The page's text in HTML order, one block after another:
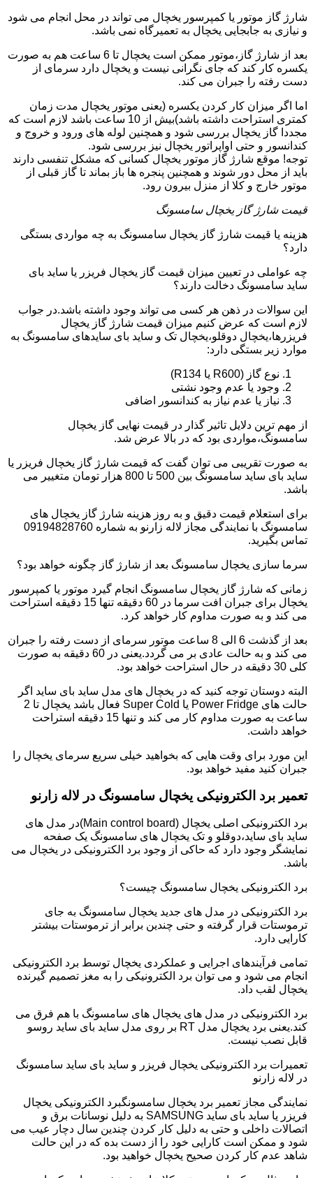
شارژ گاز موتور یا کمپرسور یخچال می تواند در محل انجام می شود
و نیازی به جابجایی یخچال به تعمیرگاه نمی باشد.
بعد از شارژ گاز،موتور ممکن است یخچال تا 6 ساعت هم به صورت
یکسره کار کند که جای نگرانی نیست و یخچال دارد سرمای از
دست رفته را جبران می کند.
اما اگر میزان کار کردن یکسره (یعنی موتور یخچال مدت زمان
کمتری استراحت داشته باشد)بیش از 10 ساعت باشد لازم است که
مجددا گاز یخچال بررسی شود و همچنین لوله های ورود و خروج و
کندانسور و حتی اواپراتور یخچال نیز بررسی شود.
توجه! موقع شارژ گاز موتور یخچال کسانی که مشکل تنفسی دارند
باید از محل دور شوند و همچنین پنجره ها باز بماند تا گاز قبلی از
موتور خارج و کلا از منزل بیرون رود.
قیمت شارژ گاز یخچال سامسونگ
هزینه یا قیمت شارژ گاز یخچال سامسونگ به چه مواردی بستگی
دارد؟
چه عواملی در تعیین میزان قیمت گاز یخچال فریزر یا ساید بای
ساید سامسونگ دخالت دارند؟
این سوالات در ذهن هر کسی می تواند وجود داشته باشد.در جواب
لازم است که عرض کنیم میزان قیمت شارژ گاز یخچال
فریزرها،یخچال دوقلو،یخچال تک و ساید بای سایدهای سامسونگ به
موارد زیر بستگی دارد:
نوع گاز (R600 یا R134)
وجود یا عدم وجود نشتی
نیاز یا عدم نیاز به کندانسور اضافی
از مهم ترین دلایل تاثیر گذار در قیمت نهایی گاز یخچال
سامسونگ،مواردی بود که در بالا عرض شد.
به صورت تقریبی می توان گفت که قیمت شارژ گاز یخچال فریزر یا
ساید بای ساید سامسونگ بین 500 تا 800 هزار تومان متغییر می
باشد.
برای استعلام قیمت دقیق و به روز هزینه شارژ گاز یخچال های
سامسونگ با نمایندگی مجاز لاله زارنو به شماره 09194828760
تماس بگیرید.
سرما سازی یخچال سامسونگ بعد از شارژ گاز چگونه خواهد بود؟
زمانی که شارژ گاز یخچال سامسونگ انجام گیرد موتور یا کمپرسور
یخچال برای جبران افت سرما در 60 دقیقه تنها 15 دقیقه استراحت
می کند و به صورت مداوم کار خواهد کرد.
بعد از گذشت 6 الی 8 ساعت موتور سرمای از دست رفته را جبران
می کند و به حالت عادی بر می گردد.یعنی در 60 دقیقه به صورت
کلی 30 دقیقه در حال استراحت خواهد بود.
البته دوستان توجه کنید که در یخچال های مدل ساید بای ساید اگر
حالت های Power Fridge یا Super Cold فعال باشد یخچال تا 2
ساعت به صورت مداوم کار می کند و تنها 15 دقیقه استراحت
خواهد داشت.
این مورد برای وقت هایی که بخواهید خیلی سریع سرمای یخچال را
جبران کنید مفید خواهد بود.
تعمیر برد الکترونیکی یخچال سامسونگ در لاله زارنو
برد الکترونیکی اصلی یخچال (Main control board)در مدل های
ساید بای ساید،دوقلو و تک یخچال های سامسونگ یک صفحه
نمایشگر وجود دارد که حاکی از وجود برد الکترونیکی در یخچال می
باشد.
برد الکترونیکی یخچال سامسونگ چیست؟
برد الکترونیکی در مدل های جدید یخچال سامسونگ به جای
ترموستات قرار گرفته و حتی چندین برابر از ترموستات بیشتر
کارایی دارد.
تمامی فرآیندهای اجرایی و عملکردی یخچال توسط برد الکترونیکی
انجام می شود و می توان برد الکترونیکی را به مغز تصمیم گیرنده
یخچال لقب داد.
برد الکترونیکی در مدل های یخچال های سامسونگ با هم فرق می
کند.یعنی برد یخچال مدل RT بر روی مدل ساید بای ساید روسو
قابل نصب نیست.
تعمیرات برد الکترونیکی یخچال فریزر و ساید بای ساید سامسونگ
در لاله زارنو
نمایندگی مجاز تعمیر برد یخچال سامسونگبرد الکترونیکی یخچال
فریزر یا ساید بای ساید SAMSUNG به دلیل نوسانات برق و
اتصالات داخلی و حتی به دلیل کار کردن چندین سال دچار عیب می
شود و ممکن است کارایی خود را از دست بده که در این حالت
شاهد عدم کار کردن صحیح یخچال خواهید بود.